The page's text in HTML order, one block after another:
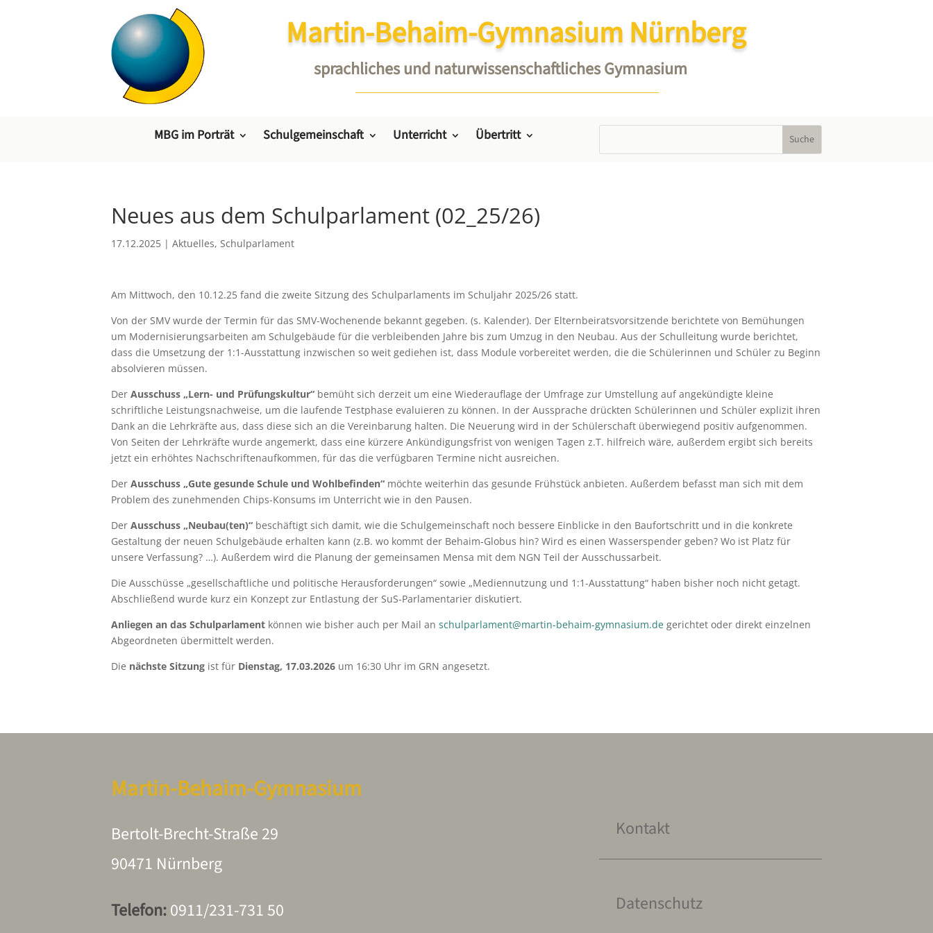
Martin-Behaim-Gymnasium Nürnberg
sprachliches und naturwissenschaftliches Gymnasium
MBG im Porträt Schulgemeinschaft Unterricht Übertritt
Neues aus dem Schulparlament (02_25/26)
17.12.2025 | Aktuelles, Schulparlament
Am Mittwoch, den 10.12.25 fand die zweite Sitzung des Schulparlaments im Schuljahr 2025/26 statt.
Von der SMV wurde der Termin für das SMV-Wochenende bekannt gegeben. (s. Kalender). Der Elternbeiratsvorsitzende berichtete von Bemühungen
um Modernisierungsarbeiten am Schulgebäude für die verbleibenden Jahre bis zum Umzug in den Neubau. Aus der Schulleitung wurde berichtet,
dass die Umsetzung der 1:1-Ausstattung inzwischen so weit gediehen ist, dass Module vorbereitet werden, die die Schülerinnen und Schüler zu Beginn
absolvieren müssen.
Der Ausschuss „Lern- und Prüfungskultur“ bemüht sich derzeit um eine Wiederauflage der Umfrage zur Umstellung auf angekündigte kleine
schriftliche Leistungsnachweise, um die laufende Testphase evaluieren zu können. In der Aussprache drückten Schülerinnen und Schüler explizit ihren
Dank an die Lehrkräfte aus, dass diese sich an die Vereinbarung halten. Die Neuerung wird in der Schülerschaft überwiegend positiv aufgenommen.
Von Seiten der Lehrkräfte wurde angemerkt, dass eine kürzere Ankündigungsfrist von wenigen Tagen z.T. hilfreich wäre, außerdem ergibt sich bereits
jetzt ein erhöhtes Nachschriftenaufkommen, für das die verfügbaren Termine nicht ausreichen.
Der Ausschuss „Gute gesunde Schule und Wohlbefinden“ möchte weiterhin das gesunde Frühstück anbieten. Außerdem befasst man sich mit dem
Problem des zunehmenden Chips-Konsums im Unterricht wie in den Pausen.
Der Ausschuss „Neubau(ten)“ beschäftigt sich damit, wie die Schulgemeinschaft noch bessere Einblicke in den Baufortschritt und in die konkrete
Gestaltung der neuen Schulgebäude erhalten kann (z.B. wo kommt der Behaim-Globus hin? Wird es einen Wasserspender geben? Wo ist Platz für
unsere Verfassung? …). Außerdem wird die Planung der gemeinsamen Mensa mit dem NGN Teil der Ausschussarbeit.
Die Ausschüsse „gesellschaftliche und politische Herausforderungen“ sowie „Mediennutzung und 1:1-Ausstattung“ haben bisher noch nicht getagt.
Abschließend wurde kurz ein Konzept zur Entlastung der SuS-Parlamentarier diskutiert.
Anliegen an das Schulparlament können wie bisher auch per Mail an schulparlament@martin-behaim-gymnasium.de gerichtet oder direkt einzelnen
Abgeordneten übermittelt werden.
Die nächste Sitzung ist für Dienstag, 17.03.2026 um 16:30 Uhr im GRN angesetzt.
Martin-Behaim-Gymnasium
Bertolt-Brecht-Straße 29
90471 Nürnberg
Telefon:0911/231-731 50
Kontakt
Datenschutz